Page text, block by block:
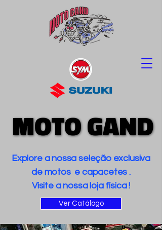
MOTO GAND
MOTO GAND
Explore a nossa seleção exclusiva
de motos e capacetes .
Visite a nossa loja física !
Ver Catálogo